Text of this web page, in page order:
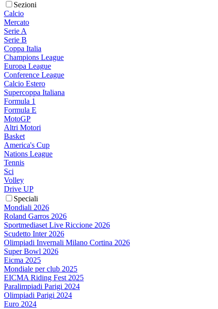
Sezioni
Calcio
Mercato
Serie A
Serie B
Coppa Italia
Champions League
Europa League
Conference League
Calcio Estero
Supercoppa Italiana
Formula 1
Formula E
MotoGP
Altri Motori
Basket
America's Cup
Nations League
Tennis
Sci
Volley
Drive UP
Speciali
Mondiali 2026
Roland Garros 2026
Sportmediaset Live Riccione 2026
Scudetto Inter 2026
Olimpiadi Invernali Milano Cortina 2026
Super Bowl 2026
Eicma 2025
Mondiale per club 2025
EICMA Riding Fest 2025
Paralimpiadi Parigi 2024
Olimpiadi Parigi 2024
Euro 2024